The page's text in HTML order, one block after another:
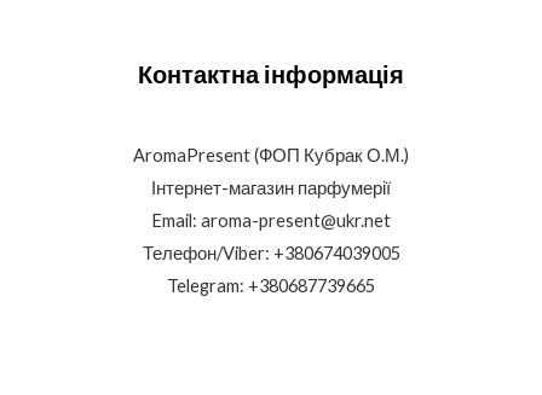
Контактна інформація
AromaPresent (ФОП Кубрак О.М.)
Інтернет-магазин парфумерії
Email: aroma-present@ukr.net
Телефон/Viber: +380674039005
Telegram: +380687739665